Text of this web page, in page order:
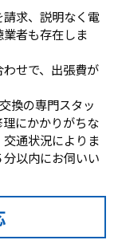
求、説明なく電
者も存在しま
せで、出張費が
換の専門スタッ
にかかりがちな
通状況によりま
以内にお伺いい